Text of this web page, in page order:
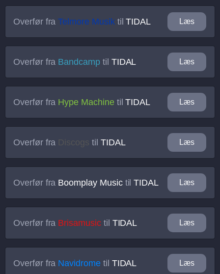
Overfør fraTelmore MusiktilTIDAL Læs
Overfør fra Bandcamptil TIDAL Læs
Overfør fra Hype MachinetilTIDAL Læs
Overfør fra Discogs til TIDAL Læs
Overfør fra Boomplay MusictilTIDAL Læs
Overfør fra Brisamusictil TIDAL Læs
Overfør fra Navidrometil TIDAL Læs